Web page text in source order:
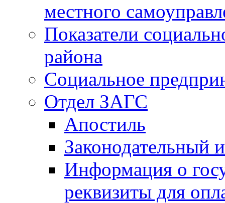
местного
Показатели
района
Социальное
Отдел ЗАГС
Апостиль
Законодательный
Информация о
реквизиты для